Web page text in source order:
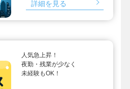
詳細を見る
人気急上昇！
夜勤・残業が少なく
未経験もOK！